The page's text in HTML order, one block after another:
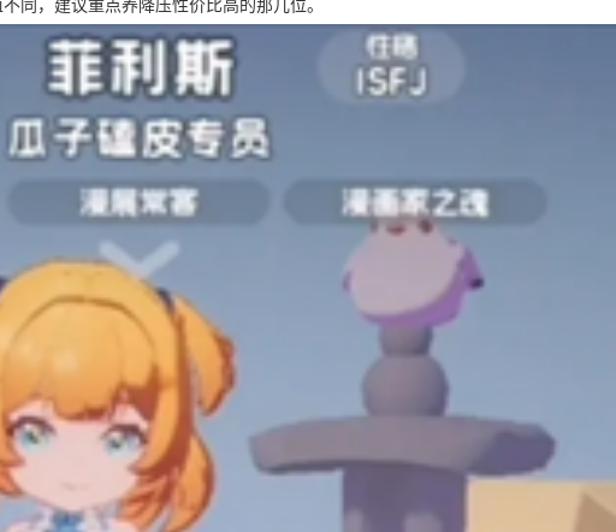
，建议重点养降压性价比高的那几位。